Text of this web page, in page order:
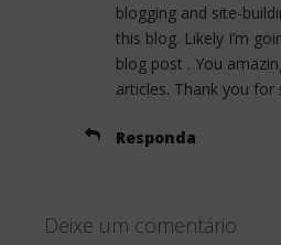
blogging and site-
this blog. Likely I’m
blog post . You
articles. Thank you for
Responda
Deixe um comentário